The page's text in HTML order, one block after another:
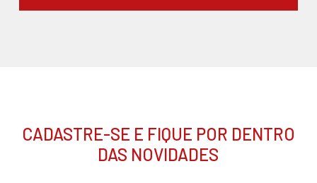
CADASTRE-SE E FIQUE POR DENTRO
DAS NOVIDADES